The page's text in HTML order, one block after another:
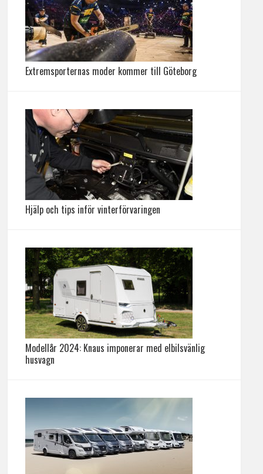
Extremsporternas moder kommer till Göteborg
Hjälp och tips inför vinterförvaringen
Modellår 2024: Knaus imponerar med elbilsvänlig
husvagn